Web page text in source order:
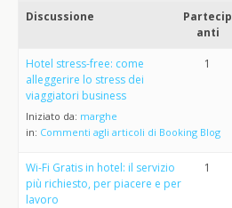
Discussione
Partecip
anti
Hotel stress-free: come
alleggerire lo stress dei
viaggiatori business
Iniziato da: marghe
in: Commenti agli articoli di Booking Blog
1
Wi-Fi Gratis in hotel: il servizio
più richiesto, per piacere e per
lavoro
1